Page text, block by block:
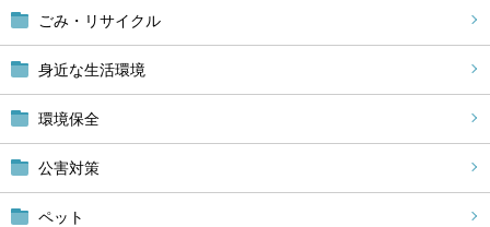
ごみ・リサイクル
身近な生活環境
環境保全
公害対策
ペット